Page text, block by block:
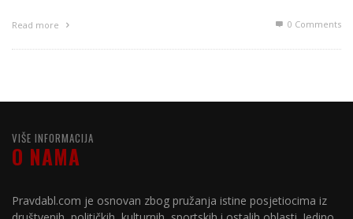
Read more 0 Comments
VIŠE INFORMACIJA
O NAMA
Pravdabl.com je osnovan zbog pružanja istine posjetiocima iz